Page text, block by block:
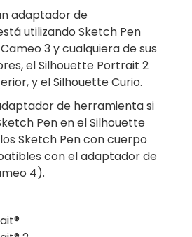
adaptador de
utilizando Sketch Pen
3 y cualquiera de sus
el Silhouette Portrait 2
y el Silhouette Curio.
de herramienta si
Pen en el Silhouette
Sketch Pen con cuerpo
con el adaptador de
4).